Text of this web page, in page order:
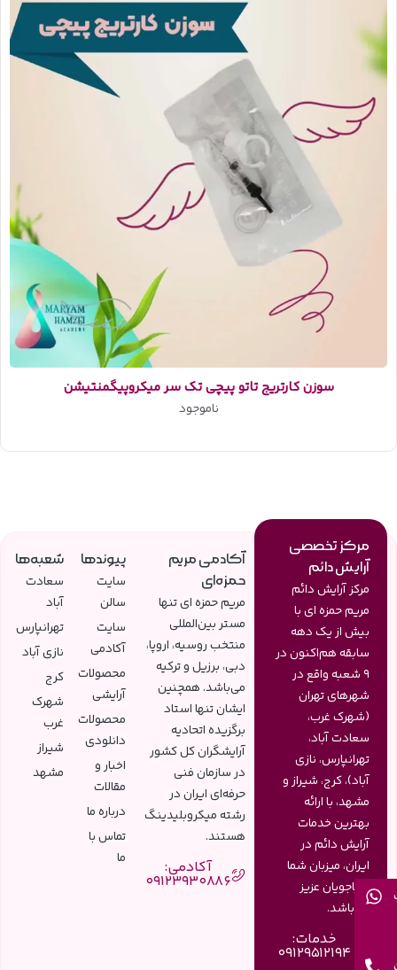
سوزن کارتریج تاتو پیچی تک سر میکروپیگمنتیشن
ناموجود
مرکز تخصصی
آرایش دائم
مرکز آرایش دائم
مریم حمزه ای با
بیش از یک دهه
سابقه هم‌اکنون در
9 شعبه واقع در
شهرهای تهران
(شهرک غرب،
سعادت آباد،
تهرانپارس، نازی
آباد)، کرج، شیراز و
مشهد، با ارائه
بهترین خدمات
آرایش دائم در
ایران، میزبان شما
زیباجویان عزیز
می‌باشد.
خدمات:
09129512194
آکادمی مریم
حمزه‌ای
مریم حمزه ای تنها
مستر بین‌المللی
منتخب روسیه، اروپا،
دبی، برزیل و ترکیه
می‌باشد. همچنین
ایشان تنها استاد
برگزیده اتحادیه
آرایشگران کل کشور
در سازمان فنی
حرفه‌ای ایران در
رشته میکروبلیدینگ
هستند.
آکادمی:
09123930886
پیوندها
سایت
سالن
سایت
آکادمی
محصولات
آرایشی
محصولات
دانلودی
اخبار و
مقالات
درباره ما
تماس با
ما
شعبه‌ها
سعادت
آباد
تهرانپارس
نازی آباد
کرج
شهرک
غرب
شیراز
مشهد